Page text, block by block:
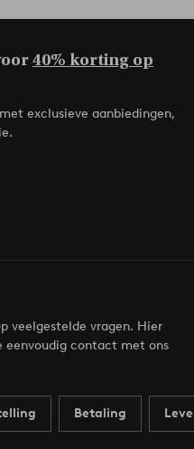
40% korting op
exclusieve aanbiedingen,
veelgestelde vragen. Hier
eenvoudig contact met ons
Betaling